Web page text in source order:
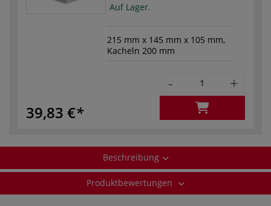
Auf Lager.
215 mm x 145 mm x 105 mm,
Kacheln 200 mm
39,83 €
- +
Beschreibung
Produktbewertungen